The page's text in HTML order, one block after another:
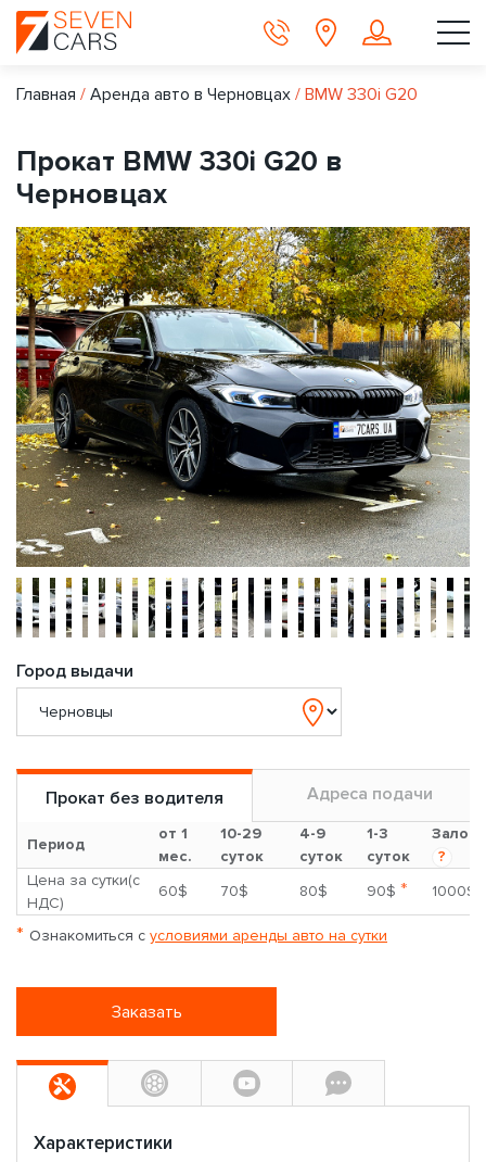
Главная / Аренда авто в Черновцах / BMW 330i G20
Прокат BMW 330i G20 в
Черновцах
Город выдачи
Прокат без водителя Адреса подачи
Период
от 1
мес.
10-29
суток
4-9
суток
1-3
суток
Залог
?
Цена за сутки(с
НДС)
60$ 70$ 80$ 90$ * 1000$
* Ознакомиться с условиями аренды авто на сутки
Заказать
Характеристики